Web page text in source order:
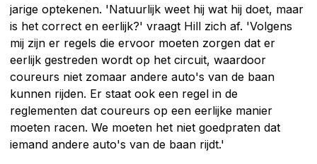
jarige optekenen. 'Natuurlijk weet hij wat hij doet, maar
is het correct en eerlijk?' vraagt Hill zich af. 'Volgens
mij zijn er regels die ervoor moeten zorgen dat er
eerlijk gestreden wordt op het circuit, waardoor
coureurs niet zomaar andere auto's van de baan
kunnen rijden. Er staat ook een regel in de
reglementen dat coureurs op een eerlijke manier
moeten racen. We moeten het niet goedpraten dat
iemand andere auto's van de baan rijdt.'